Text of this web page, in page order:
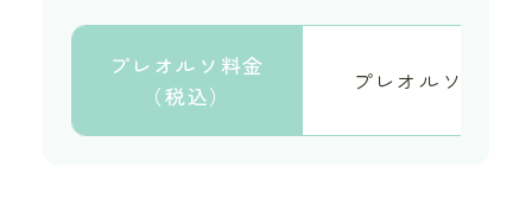
プレオルソ料金
（税込）
プレオルソ